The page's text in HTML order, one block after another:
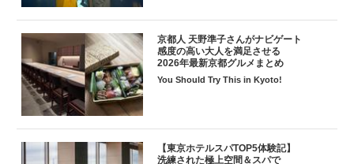
京都人 天野準子さんがナビゲート
感度の高い大人を満足させる
2026年最新京都グルメまとめ
You Should Try This in Kyoto!
【東京ホテルスパTOP5体験記】
洗練された極上空間＆スパで